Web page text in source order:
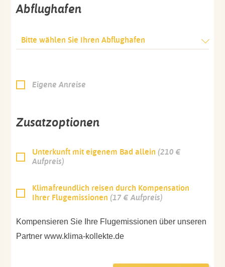
Abflughafen
Bitte wählen Sie Ihren Abflughafen
Eigene Anreise
Zusatzoptionen
Unterkunft mit eigenem Bad allein (210 €
Aufpreis)
Klimafreundlich reisen durch Kompensation
Ihrer Flugemissionen (17 € Aufpreis)
Kompensieren Sie Ihre Flugemissionen über unseren
Partner www.klima-kollekte.de